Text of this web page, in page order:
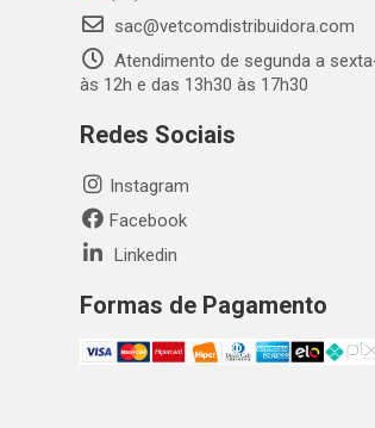
sac@vetcomdistribuidora.com
Atendimento de segunda a
às 12h e das 13h30 às 17h30
Redes Sociais
Instagram
Facebook
Linkedin
Formas de Pagamento